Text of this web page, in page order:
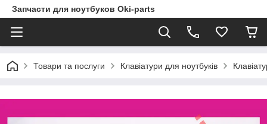
Запчасти для ноутбуков Oki-parts
Товари та послуги Клавіатури для ноутбуків